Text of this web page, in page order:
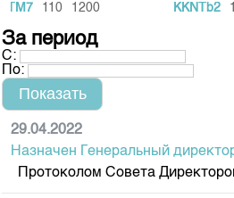
Общая информация
Акционеры
Руководство
Внутренний аудитор
Комитеты
Участники торгов
110 1200 KKNTb2 100
За период
С:
По:
29.04.2022
Назначен Генеральный
Протоколом Совета